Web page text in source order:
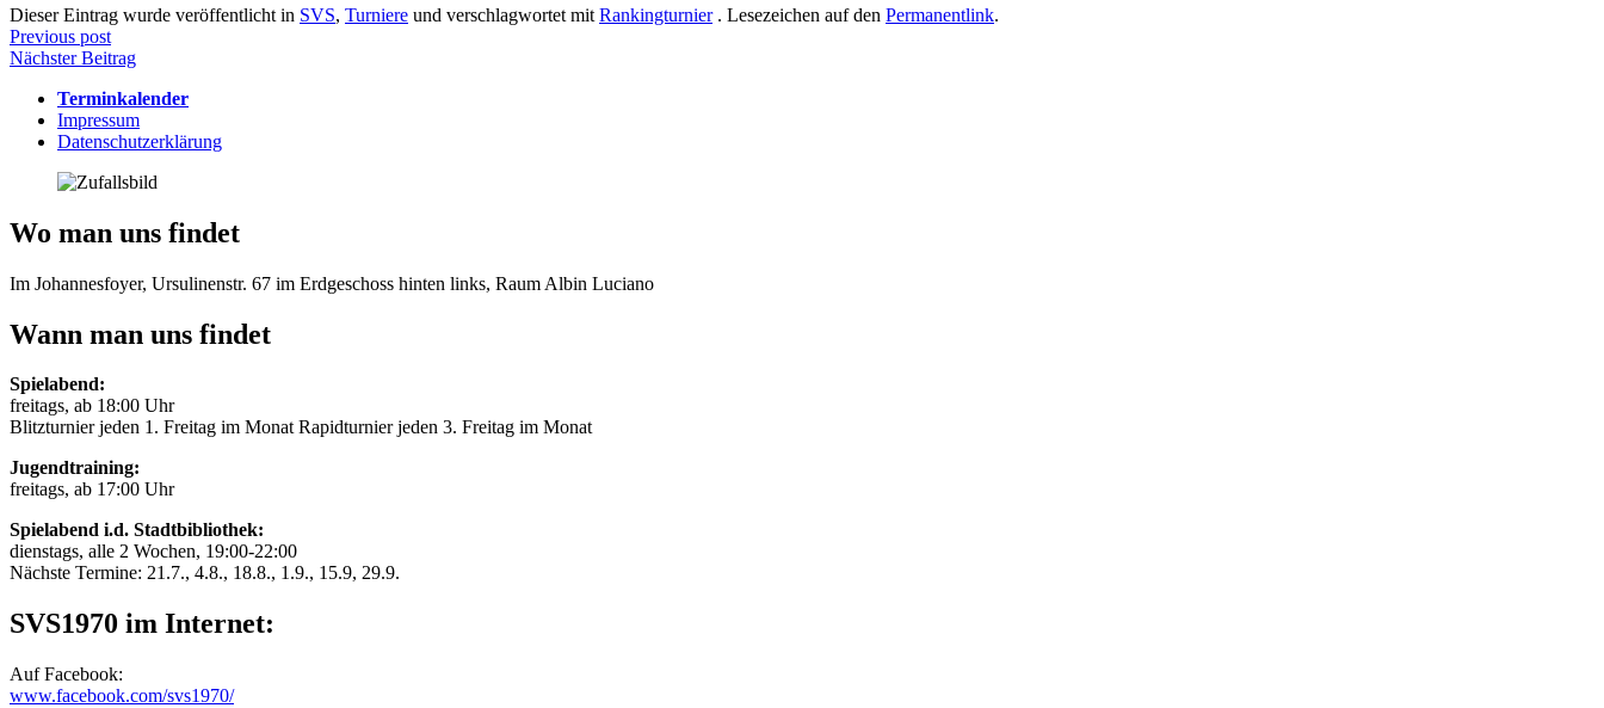
Dieser Eintrag wurde veröffentlicht in SVS, Turniere und verschlagwortet mit Rankingturnier. Lesezeichen auf den Permanentlink.
Beitragsnavigation
Previous post
Nächster Beitrag
Terminkalender
Impressum
Datenschutzerklärung
Wo man uns findet
Im Johannesfoyer, Ursulinenstr. 67 im Erdgeschoss hinten links, Raum Albin Luciano
Wann man uns findet
Spielabend:
freitags, ab 18:00 Uhr
Blitzturnier jeden 1. Freitag im Monat Rapidturnier jeden 3. Freitag im Monat
Jugendtraining:
freitags, ab 17:00 Uhr
Spielabend i.d. Stadtbibliothek:
dienstags, alle 2 Wochen, 19:00-22:00
Nächste Termine: 21.7., 4.8., 18.8., 1.9., 15.9, 29.9.
SVS1970 im Internet:
Auf Facebook:
www.facebook.com/svs1970/